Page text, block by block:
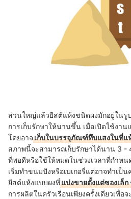
ส่วนใหญ่แล้วยีสต์แห้งชนิดผงมักอยู่ในรู
การเก็บรักษาให้นานขึ้น เมื่อเปิดใช้งาน
โดยอาจเก็บในบรรจุภัณฑ์ทึบแสงในที่แ
สภาพนี้จะสามารถเก็บรักษาได้นาน 3
ที่พอดีหรือใช้ให้หมดในช่วงเวลาที่กำห
เริ่มทำขนมปังหรือเบเกอรี่แต่อาจทำเป็
ยีสต์แห้งแบบผงที่แบ่งขายตั้งแต่ซองเล็ก
การผลิตในครัวเรือนเพียงครั้งเดียวเพื่อ